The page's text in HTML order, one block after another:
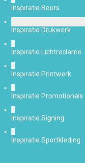
Inspiratie Beurs
Inspiratie Drukwerk
Inspiratie Lichtreclame
Inspiratie Printwerk
Inspiratie Promotionals
Inspiratie Signing
Inspiratie Sportkleding